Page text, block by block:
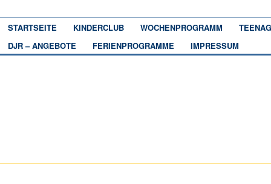
STARTSEITE KINDERCLUB WOCHENPROGRAMM
DJR – ANGEBOTE
FERIENPROGRAMME IMPRESSUM